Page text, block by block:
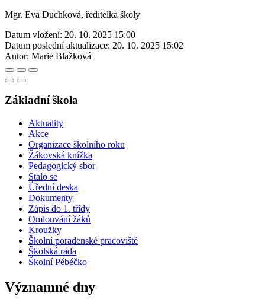
Mgr. Eva Duchková, ředitelka školy
Datum vložení: 20. 10. 2025 15:00
Datum poslední aktualizace: 20. 10. 2025 15:02
Autor: Marie Blažková
Základní škola
Aktuality
Akce
Organizace školního roku
Žákovská knížka
Pedagogický sbor
Stalo se
Úřední deska
Dokumenty
Zápis do 1. třídy
Omlouvání žáků
Kroužky
Školní poradenské pracoviště
Školská rada
Školní Pébéčko
Významné dny